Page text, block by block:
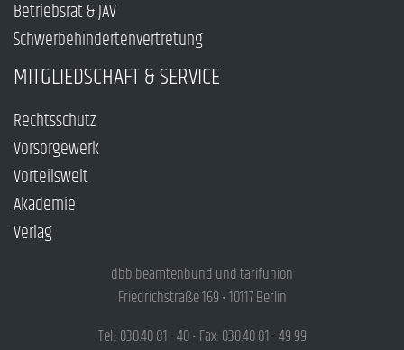
Betriebsrat & JAV
Schwerbehindertenvertretung
MITGLIEDSCHAFT & SERVICE
Rechtsschutz
Vorsorgewerk
Vorteilswelt
Akademie
Verlag
dbb beamtenbund und tarifunion
Friedrichstraße 169 • 10117 Berlin
Tel.: 030.40 81 - 40 • Fax: 030.40 81 - 49 99